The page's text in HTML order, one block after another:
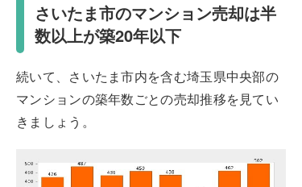
さいたま市のマンション売却は半
数以上が築20年以下
続いて、さいたま市内を含む埼玉県中央部の
マンションの築年数ごとの売却推移を見てい
きましょう。